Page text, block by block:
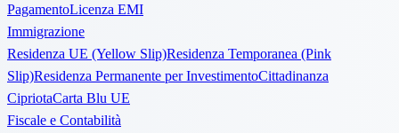
PagamentoLicenza EMI
Immigrazione
Residenza UE (Yellow Slip)Residenza Temporanea (Pink
Slip)Residenza Permanente per InvestimentoCittadinanza
CipriotaCarta Blu UE
Fiscale e Contabilità